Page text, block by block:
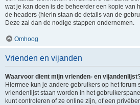
wat je kan doen is de beheerder een kopie van
de headers (hierin staan de details van de
Deze zal dan de nodige stappen ondernemen.
Omhoog
Vrienden en vijanden
Waarvoor dient mijn vrienden- en
Hiermee kun je andere gebruikers op het forum
vriendenlijst staan worden in het
kunt controleren of ze online zijn, of een